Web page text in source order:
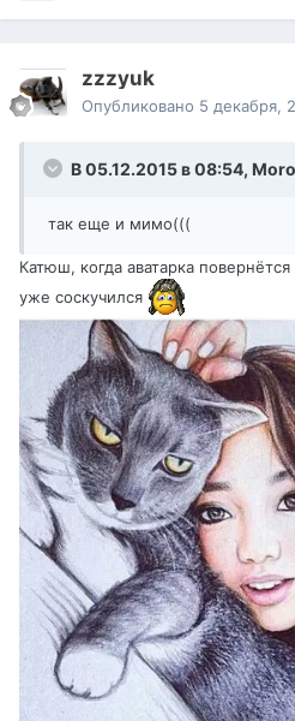
zzzyuk
Опубликовано 5 декабря,
В 05.12.2015 в 08:54,
так еще и мимо(((
Катюш, когда аватарка
уже соскучился